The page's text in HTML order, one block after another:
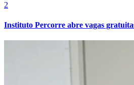
2
Instituto Percorre abre vagas